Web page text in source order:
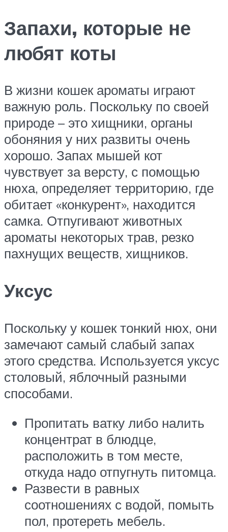
Запахи, которые не
любят коты
В жизни кошек ароматы играют
важную роль. Поскольку по своей
природе – это хищники, органы
обоняния у них развиты очень
хорошо. Запах мышей кот
чувствует за версту, с помощью
нюха, определяет территорию, где
обитает «конкурент», находится
самка. Отпугивают животных
ароматы некоторых трав, резко
пахнущих веществ, хищников.
Уксус
Поскольку у кошек тонкий нюх, они
замечают самый слабый запах
этого средства. Используется уксус
столовый, яблочный разными
способами.
Пропитать ватку либо налить
концентрат в блюдце,
расположить в том месте,
откуда надо отпугнуть питомца.
Развести в равных
соотношениях с водой, помыть
пол, протереть мебель.